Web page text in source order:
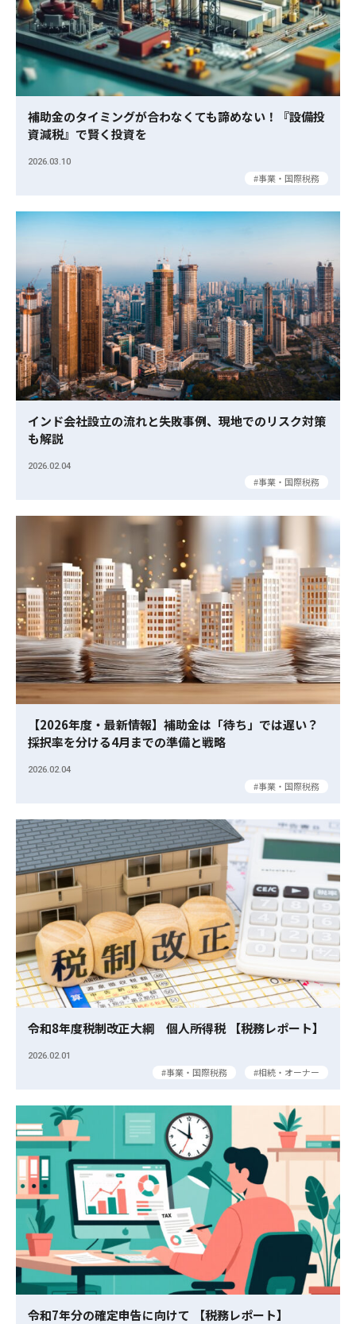
補助金のタイミングが合わなくても諦めない！『設備投
資減税』で賢く投資を
2026.03.10
事業・国際税務
インド会社設立の流れと失敗事例、現地でのリスク対策
も解説
2026.02.04
事業・国際税務
【2026年度・最新情報】補助金は「待ち」では遅い？
採択率を分ける4月までの準備と戦略
2026.02.04
事業・国際税務
令和8年度税制改正大綱 個人所得税 【税務レポート】
2026.02.01
事業・国際税務 相続・オーナー
令和7年分の確定申告に向けて 【税務レポート】